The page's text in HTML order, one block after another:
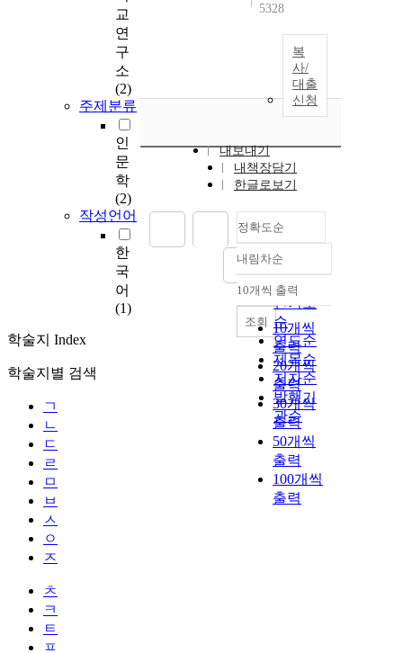
교
연
구
소
(2)
주제분류
인
문
학
(2)
작성언어
한
국
어
(1)
학술지 Index
학술지별 검색
ㄱ
ㄴ
ㄷ
ㄹ
ㅁ
ㅂ
ㅅ
ㅇ
ㅈ
ㅊ
ㅋ
ㅌ
ㅍ
5328
복
사/
대출
신청
내보내기
내책장담기
한글로보기
정확도순
정확도
순
인기도
순
연도순
제목순
저자순
발행기
관순
내림차순
내림차순
10개씩 출력
10개씩
출력
20개씩
출력
30개씩
출력
50개씩
출력
100개씩
출력
조회